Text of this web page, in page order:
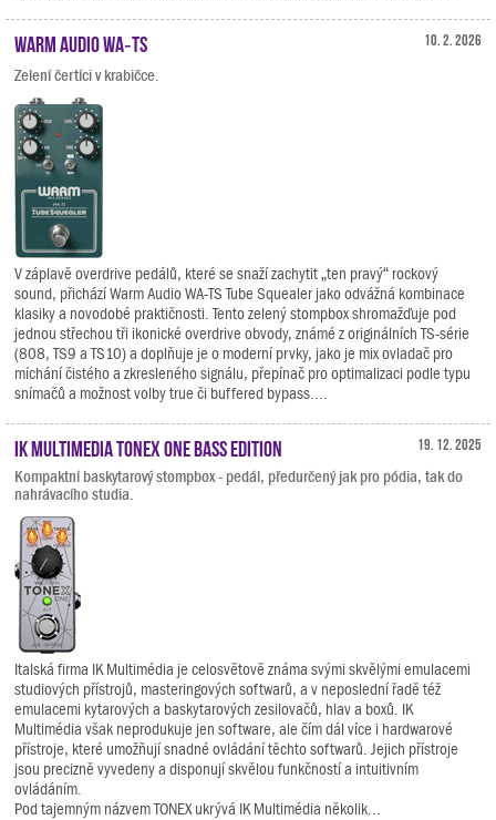
10. 2. 2026
Warm Audio WA‑TS
Zelení čertíci v krabičce.
V záplavě overdrive pedálů, které se snaží zachytit „ten pravý“ rockový
sound, přichází Warm Audio WA-TS Tube Squealer jako odvážná kombinace
klasiky a novodobé praktičnosti. Tento zelený stompbox shromažďuje pod
jednou střechou tři ikonické overdrive obvody, známé z originálních TS-série
(808, TS9 a TS10) a doplňuje je o moderní prvky, jako je mix ovladač pro
míchání čistého a zkresleného signálu, přepínač pro optimalizaci podle typu
snímačů a možnost volby true či buffered bypass....
19. 12. 2025
IK Multimedia TONEX ONE Bass Edition
Kompaktní baskytarový stompbox - pedál, předurčený jak pro pódia, tak do
nahrávacího studia.
Italská firma IK Multimédia je celosvětově známa svými skvělými emulacemi
studiových přístrojů, masteringových softwarů, a v neposlední řadě též
emulacemi kytarových a baskytarových zesilovačů, hlav a boxů. IK
Multimédia však neprodukuje jen software, ale čím dál více i hardwarové
přístroje, které umožňují snadné ovládání těchto softwarů. Jejich přístroje
jsou precizně vyvedeny a disponují skvělou funkčností a intuitivním
ovládáním.
Pod tajemným názvem TONEX ukrývá IK Multimédia několik...